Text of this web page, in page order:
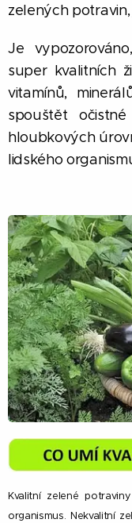
zelených
Je
super kvalitních
vitamínů,
spouštět
hloubkových
lidského
Kvalitní zelené
organismus. Nekvalitní